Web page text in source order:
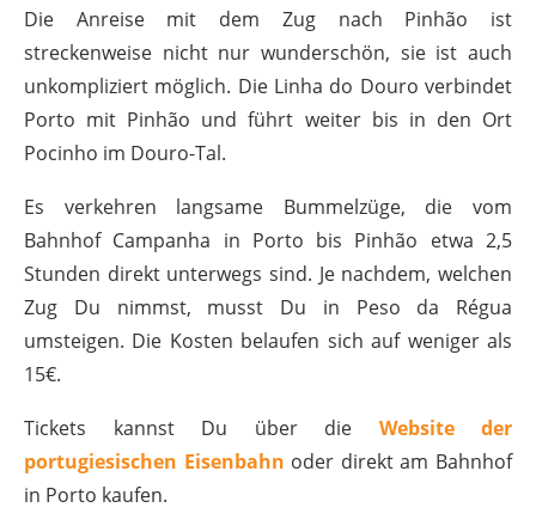
Die Anreise mit dem Zug nach Pinhão ist
streckenweise nicht nur wunderschön, sie ist auch
unkompliziert möglich. Die Linha do Douro verbindet
Porto mit Pinhão und führt weiter bis in den Ort
Pocinho im Douro-Tal.
Es verkehren langsame Bummelzüge, die vom
Bahnhof Campanha in Porto bis Pinhão etwa 2,5
Stunden direkt unterwegs sind. Je nachdem, welchen
Zug Du nimmst, musst Du in Peso da Régua
umsteigen. Die Kosten belaufen sich auf weniger als
15€.
Tickets kannst Du über die Website der
portugiesischen Eisenbahn oder direkt am Bahnhof
in Porto kaufen.